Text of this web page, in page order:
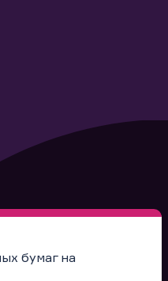
бумаг на